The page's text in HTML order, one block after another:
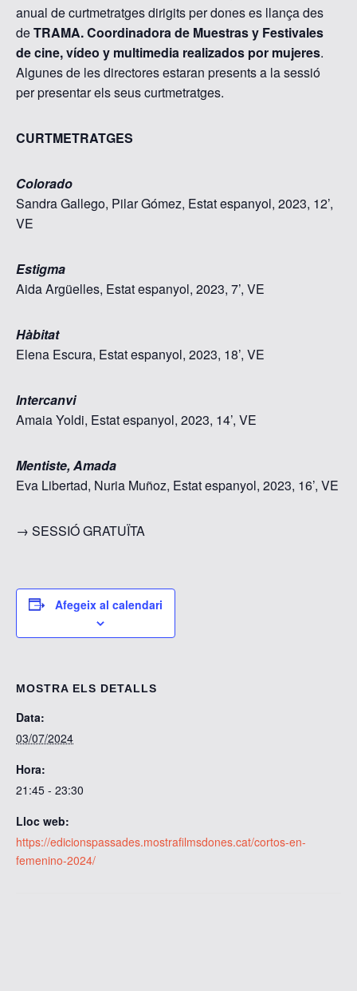
anual de curtmetratges dirigits per dones es llança des
deTRAMA. Coordinadora de Muestras y Festivales
de cine, vídeo y multimedia realizados por mujeres.
Algunes de les directores estaran presents a la sessió
per presentar els seus curtmetratges.
CURTMETRATGES
Colorado
Sandra Gallego, Pilar Gómez, Estat espanyol, 2023, 12’,
VE
Estigma
Aida Argüelles, Estat espanyol, 2023, 7’, VE
Hàbitat
Elena Escura, Estat espanyol, 2023, 18’, VE
Intercanvi
Amaia Yoldi, Estat espanyol, 2023, 14’, VE
Mentiste, Amada
Eva Libertad, Nuria Muñoz, Estat espanyol, 2023, 16’, VE
→ SESSIÓ GRATUÏTA
Afegeix al calendari
MOSTRA ELS DETALLS
Data:
03/07/2024
Hora:
21:45 - 23:30
Lloc web:
https://edicionspassades.mostrafilmsdones.cat/cortos-en-
femenino-2024/